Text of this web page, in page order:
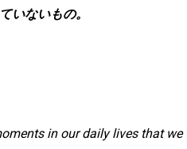
いないもの。
in our daily lives that we